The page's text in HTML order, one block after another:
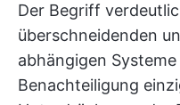
Der Begriff
überschneidenden
abhängigen
Benachteiligung